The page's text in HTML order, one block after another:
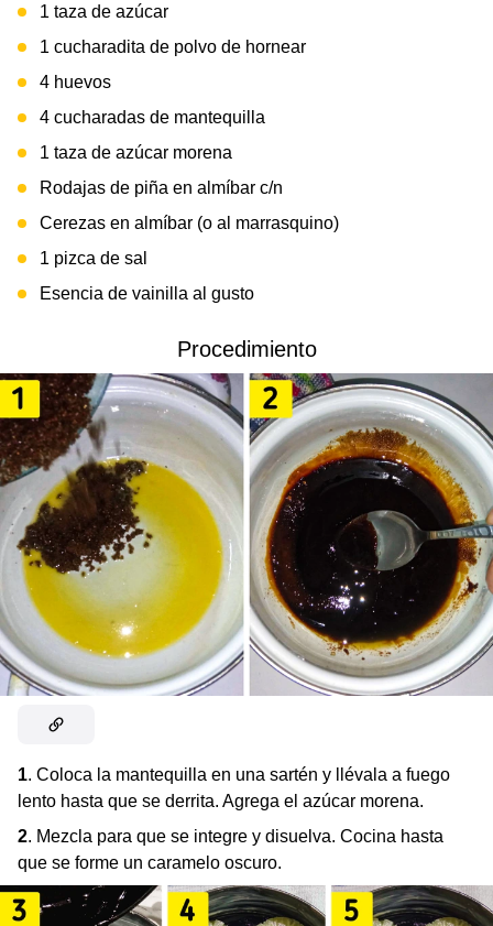
1 taza de azúcar
1 cucharadita de polvo de hornear
4 huevos
4 cucharadas de mantequilla
1 taza de azúcar morena
Rodajas de piña en almíbar c/n
Cerezas en almíbar (o al marrasquino)
1 pizca de sal
Esencia de vainilla al gusto
Procedimiento
1. Coloca la mantequilla en una sartén y llévala a fuego
lento hasta que se derrita. Agrega el azúcar morena.
2. Mezcla para que se integre y disuelva. Cocina hasta
que se forme un caramelo oscuro.